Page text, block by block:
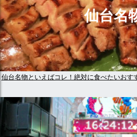
仙台名
仙台名物といえばコレ！絶対に食べたいおす